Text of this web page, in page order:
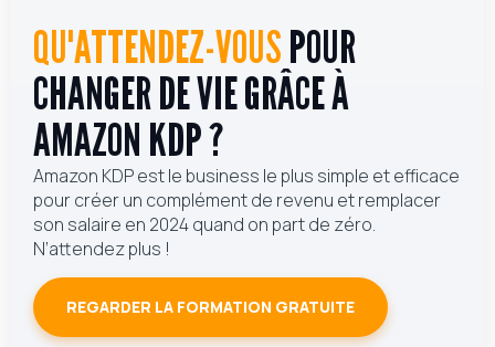
QU'ATTENDEZ-VOUSPOUR
CHANGER DE VIE GRÂCE À
AMAZON KDP ?
Amazon KDP est le business le plus simple et efficace
pour créer un complément de revenu et remplacer
son salaire en 2024 quand on part de zéro.
N’attendez plus !
REGARDER LA FORMATION GRATUITE